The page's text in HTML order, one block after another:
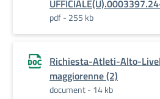
pdf - 255 kb
Richiesta-Atleti-Alto-
maggiorenne (2)
document - 14 kb